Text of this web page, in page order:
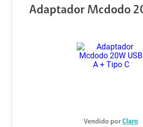
Adaptador Mcdodo
Vendido por Claro